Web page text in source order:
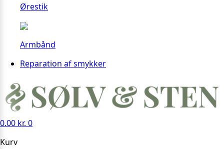
Ørestik
Armbånd
Reparation af smykker
0.00 kr. 0
Kurv